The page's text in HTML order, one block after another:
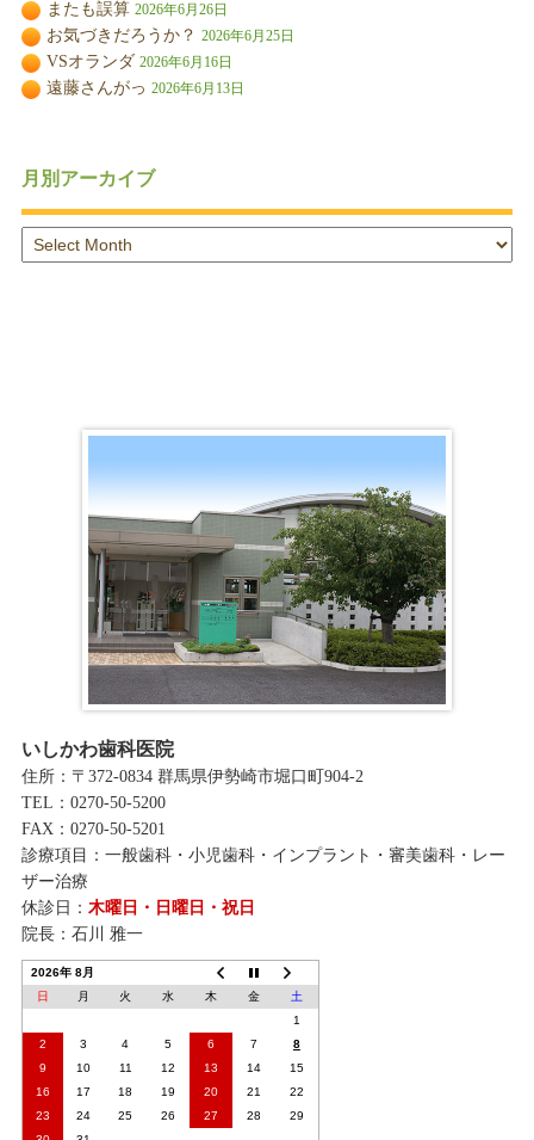
またも誤算 2026年6月26日
お気づきだろうか？ 2026年6月25日
VSオランダ 2026年6月16日
遠藤さんがっ 2026年6月13日
月別アーカイブ
いしかわ歯科医院
住所：〒372-0834 群馬県伊勢崎市堀口町904-2
TEL：0270-50-5200
FAX：0270-50-5201
診療項目：一般歯科・小児歯科・インプラント・審美歯科・レー
ザー治療
休診日： 木曜日・日曜日・祝日
院長：石川 雅一
2026年 8月
日
月 火 水 木 金
土
1
2
3 4 5 6 7
8
9
10 11 12 13 14
15
16
17 18 19 20 21
22
23
24 25 26 27 28
29